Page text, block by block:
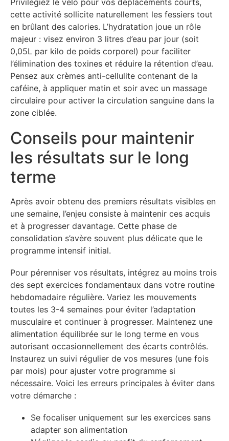
cette activité sollicite naturellement les fessiers tout
en brûlant des calories. L’hydratation joue un rôle
majeur : visez environ 3 litres d’eau par jour (soit
0,05L par kilo de poids corporel) pour faciliter
l’élimination des toxines et réduire la rétention d’eau.
Pensez aux crèmes anti-cellulite contenant de la
caféine, à appliquer matin et soir avec un massage
circulaire pour activer la circulation sanguine dans la
zone ciblée.
Conseils pour maintenir
les résultats sur le long
terme
Après avoir obtenu des premiers résultats visibles en
une semaine, l’enjeu consiste à maintenir ces acquis
et à progresser davantage. Cette phase de
consolidation s’avère souvent plus délicate que le
programme intensif initial.
Pour pérenniser vos résultats, intégrez au moins trois
des sept exercices fondamentaux dans votre routine
hebdomadaire régulière. Variez les mouvements
toutes les 3-4 semaines pour éviter l’adaptation
musculaire et continuer à progresser. Maintenez une
alimentation équilibrée sur le long terme en vous
autorisant occasionnellement des écarts contrôlés.
Instaurez un suivi régulier de vos mesures (une fois
par mois) pour ajuster votre programme si
nécessaire. Voici les erreurs principales à éviter dans
votre démarche :
Se focaliser uniquement sur les exercices sans
adapter son alimentation